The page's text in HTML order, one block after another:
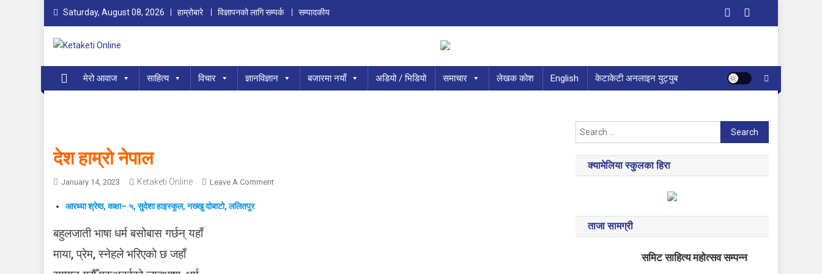
content
Saturday, August 08, 2026 हाम्रोबारे विज्ञापनको लागि सम्पर्क सम्पादकीय
Ketaketi Online
मेरो आवाज साहित्य विचार ज्ञानविज्ञान बजारमा नयाँ अडियो / भिडियो समाचार लेखक कोश English केटाकेटी अनलाइन युट्युब
देश हाम्रो नेपाल
January 14, 2023 Ketaketi Online Leave A CommentO
आरध्या श्रेष्ठ, कक्षा– ५, सुदेशा हाइस्कुल, नख्खु दोबाटो, ललितपुर
बहुलजाती भाषा धर्म बसोबास गर्छन् यहाँ
माया, प्रेम, स्नेहले भरिएको छ जहाँ
Search
for:
क्यामेलिया स्कुलका हिरा
ताजा सामग्री
समिट साहित्य महोत्सव सम्पन्न